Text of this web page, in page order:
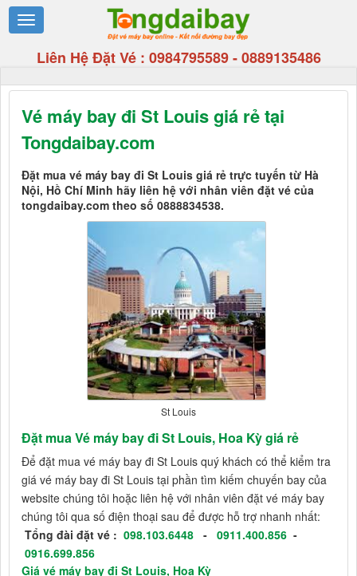
Liên Hệ Đặt Vé : 0984795589-0889135486
Vé máy bay đi St Louis giá rẻ tại
Tongdaibay.com
Đặt mua vé máy bay đi St Louis giá rẻ trực tuyến từ Hà
Nội, Hồ Chí Minh hãy liên hệ với nhân viên đặt vé của
tongdaibay.com theo số 0888834538.
St Louis
Đặt mua Vé máy bay đi St Louis, Hoa Kỳ giá rẻ
Để đặt mua vé máy bay đi St Louis quý khách có thể kiểm tra
giá vé máy bay đi St Louis tại phần tìm kiếm chuyến bay của
website chúng tôi hoặc liên hệ với nhân viên đặt vé máy bay
chúng tôi qua số điện thoại sau để được hỗ trợ nhanh nhất:
Tổng đài đặt vé : 098.103.6448 - 0911.400.856 -
0916.699.856
Giá vé máy bay đi St Louis, Hoa Kỳ